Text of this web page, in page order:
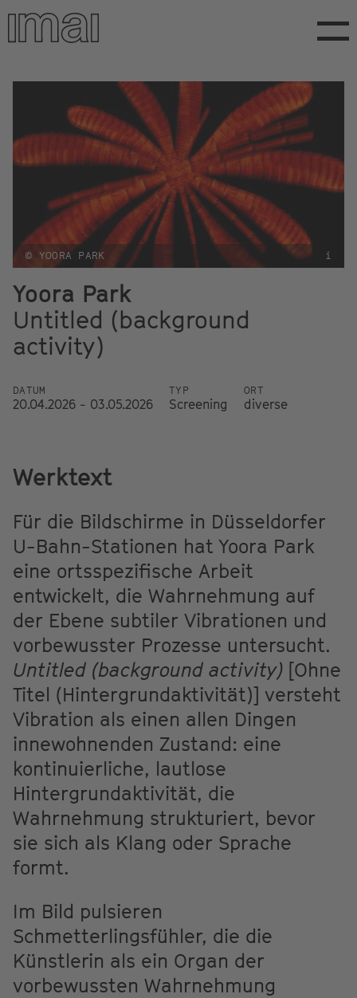
Direkt
zum
Inhalt
© YOORA PARK i
Yoora Park
Untitled (background
activity)
DATUM
20.04.2026 - 03.05.2026
TYP
Screening
ORT
diverse
Werktext
Für die Bildschirme in Düsseldorfer
U-Bahn-Stationen hat Yoora Park
eine ortsspezifische Arbeit
entwickelt, die Wahrnehmung auf
der Ebene subtiler Vibrationen und
vorbewusster Prozesse untersucht.
Untitled (background activity) [Ohne
Titel (Hintergrundaktivität)] versteht
Vibration als einen allen Dingen
innewohnenden Zustand: eine
kontinuierliche, lautlose
Hintergrundaktivität, die
Wahrnehmung strukturiert, bevor
sie sich als Klang oder Sprache
formt.
Im Bild pulsieren
Schmetterlingsfühler, die die
Künstlerin als ein Organ der
vorbewussten Wahrnehmung